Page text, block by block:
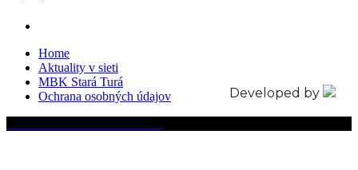
Home
Aktuality v sieti
MBK Stará Turá
Ochrana osobných údajov
Developed by